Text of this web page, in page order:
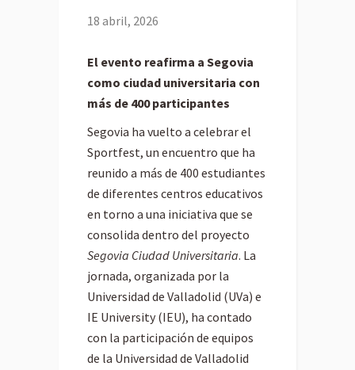
18 abril, 2026
El evento reafirma a Segovia
como ciudad universitaria con
más de 400 participantes
Segovia ha vuelto a celebrar el
Sportfest, un encuentro que ha
reunido a más de 400 estudiantes
de diferentes centros educativos
en torno a una iniciativa que se
consolida dentro del proyecto
Segovia Ciudad Universitaria. La
jornada, organizada por la
Universidad de Valladolid (UVa) e
IE University (IEU), ha contado
con la participación de equipos
de la Universidad de Valladolid